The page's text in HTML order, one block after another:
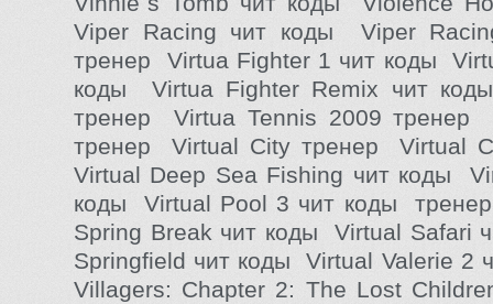
Viper Racing чит коды Viper
тренер Virtua Fighter 1 чит коды
коды Virtua Fighter Remix чит
тренер Virtua Tennis 2009 тренер
тренер Virtual City тренер Virtual
Virtual Deep Sea Fishing чит коды
коды Virtual Pool 3 чит коды
Spring Break чит коды Virtual Safari
Springfield чит коды Virtual Valerie 2
Villagers: Chapter 2: The Lost